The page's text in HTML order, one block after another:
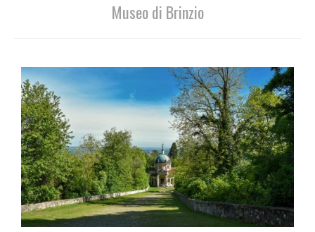
Museo di Brinzio